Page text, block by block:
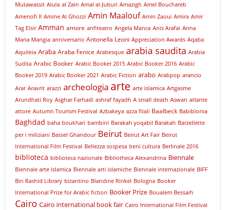
Mutawassit Alula al Zain Amal al-Juburi Amazigh Amel Bouchareb
Amenofi II Amine Al Ghozzi Amin Maalouf Amin Zaoui Amira Amir
Tag Elsir Amman amore anfiteatro Angela Manca Anis Arafai Anna
Maria Mangia anniversario Antonella Leoni Appreciation Awards Aqaba
Aquileia Araba Araba Fenice Arabesque arabia saudita Arabia
Sudita Arabic Booker Arabic Booker 2015 Arabic Booker 2016 Arabic
Booker 2019 Arabic Booker 2021 Arabic Fiction arabo Arabpop arancio
Arar Aravrit arazzi archeologia arte arte islamica Artgasme
Arundhati Roy Asghar Farhadi ashraf fayadh A small death Aswan atlante
attore Autumn Tourism Festival Azbakeya azza filali Baalbeck Babiblonia
Baghdad baha boukhari bambini Barakah yoqabil Barakah Barzellette
per i miliziani Bassel Ghandour Beirut Beirut Art Fair Beirut
International Film Festival Bellezza sospesa beni cultura Berlinale 2016
biblioteca biblioteca nazionale Bibliotheca Alexandrina Biennale
Biennale arte islamica Biennale arti islamiche Biennale internazionale BIFF
Bin Rashid Library bizantino Blandine Rinkel Bologna Booker
International Prize for Arabic fiction Booker Prize Boualem Bessaih
Cairo Cairo international book fair Cairo International Film Festival